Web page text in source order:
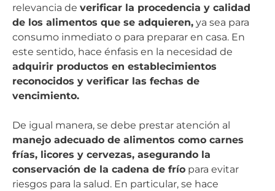
relevancia de verificar la procedencia y calidad
de los alimentos que se adquieren, ya sea para
consumo inmediato o para preparar en casa. En
este sentido, hace énfasis en la necesidad de
adquirir productos en establecimientos
reconocidos y verificar las fechas de
vencimiento.
De igual manera, se debe prestar atención al
manejo adecuado de alimentos como carnes
frías, licores y cervezas, asegurando la
conservación de la cadena de frío para evitar
riesgos para la salud. En particular, se hace